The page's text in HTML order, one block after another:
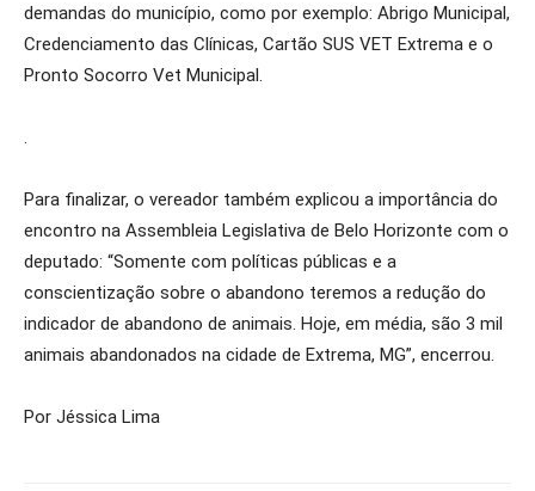
demandas do município, como por exemplo: Abrigo Municipal,
Credenciamento das Clínicas, Cartão SUS VET Extrema e o
Pronto Socorro Vet Municipal.
.
Para finalizar, o vereador também explicou a importância do
encontro na Assembleia Legislativa de Belo Horizonte com o
deputado: “Somente com políticas públicas e a
conscientização sobre o abandono teremos a redução do
indicador de abandono de animais. Hoje, em média, são 3 mil
animais abandonados na cidade de Extrema, MG”, encerrou.
Por Jéssica Lima